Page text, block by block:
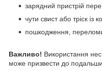
зарядний пристрій
чути свист або тріск із
пошкодження,
Важливо! Використання
може призвести до